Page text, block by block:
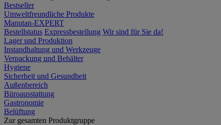
Bestseller
Umweltfreundliche Produkte
Manutan-EXPERT
Bestellstatus Expressbestellung Wir sind für Sie da!
Lager und Produktion
Instandhaltung und Werkzeuge
Verpackung und Behälter
Hygiene
Sicherheit und Gesundheit
Außenbereich
Büroausstattung
Gastronomie
Belüftung
Zur gesamten Produktgruppe